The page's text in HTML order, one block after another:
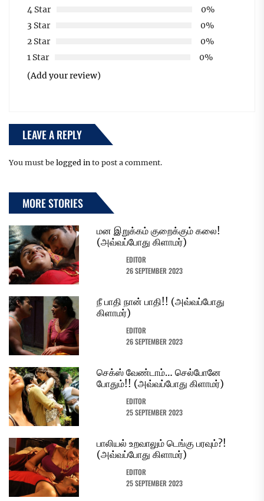
4 Star
0%
3 Star
0%
2 Star
0%
1 Star
0%
(Add your review)
LEAVE A REPLY
You must be logged in to post a comment.
MORE STORIES
மன இறுக்கம் குறைக்கும் கலை!
(அவ்வப்போது கிளாமர்)
EDITOR
26 SEPTEMBER 2023
நீ பாதி நான் பாதி!! (அவ்வப்போது
கிளாமர்)
EDITOR
26 SEPTEMBER 2023
செக்ஸ் வேண்டாம்… செல்போனே
போதும்!! (அவ்வப்போது கிளாமர்)
EDITOR
25 SEPTEMBER 2023
பாலியல் உறவாலும் டெங்கு பரவும்?!
(அவ்வப்போது கிளாமர்)
EDITOR
25 SEPTEMBER 2023